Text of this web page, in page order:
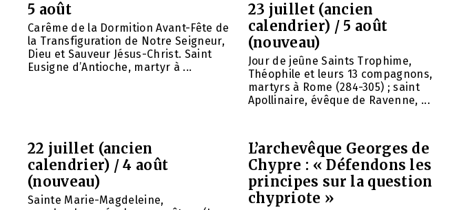
5 août
Carême de la Dormition Avant-Fête de
la Transfiguration de Notre Seigneur,
Dieu et Sauveur Jésus-Christ. Saint
Eusigne d’Antioche, martyr à ...
23 juillet (ancien
calendrier) / 5 août
(nouveau)
Jour de jeûne Saints Trophime,
Théophile et leurs 13 compagnons,
martyrs à Rome (284-305) ; saint
Apollinaire, évêque de Ravenne, ...
22 juillet (ancien
calendrier) / 4 août
(nouveau)
Sainte Marie-Magdeleine,
L’archevêque Georges de
Chypre : « Défendons les
principes sur la question
chypriote »